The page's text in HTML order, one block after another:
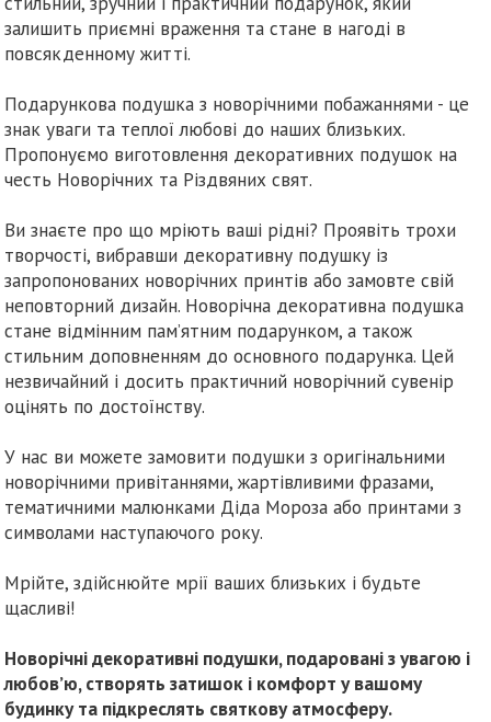
залишить приємні враження та стане в нагоді в
повсякденному житті.
Подарункова подушка з новорічними побажаннями - це
знак уваги та теплої любові до наших близьких.
Пропонуємо виготовлення декоративних подушок на
честь Новорічних та Різдвяних свят.
Ви знаєте про що мріють ваші рідні? Проявіть трохи
творчості, вибравши декоративну подушку із
запропонованих новорічних принтів або замовте свій
неповторний дизайн. Новорічна декоративна подушка
стане відмінним пам’ятним подарунком, а також
стильним доповненням до основного подарунка. Цей
незвичайний і досить практичний новорічний сувенір
оцінять по достоїнству.
У нас ви можете замовити подушки з оригінальними
новорічними привітаннями, жартівливими фразами,
тематичними малюнками Діда Мороза або принтами з
символами наступаючого року.
Мрійте, здійснюйте мрії ваших близьких і будьте
щасливі!
Новорічні декоративні подушки, подаровані з увагою і
любов’ю, створять затишок і комфорт у вашому
будинку та підкреслять святкову атмосферу.